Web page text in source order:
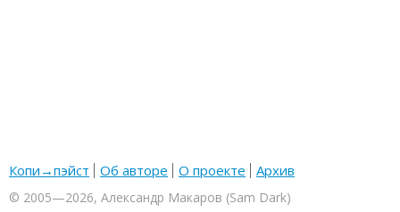
Копи→пэйст Об авторе О проекте Архив
© 2005—2026, Александр Макаров (Sam Dark)